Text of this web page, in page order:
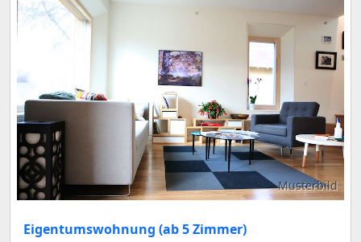
Musterbild
Eigentumswohnung (ab 5 Zimmer)